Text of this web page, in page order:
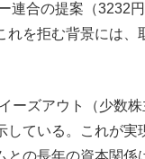
合の提案（3232
を拒む背景には
ズアウト（少数
ている。これが